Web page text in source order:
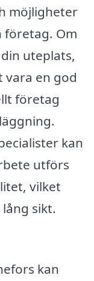
möjligheter
Om
uteplats,
en god
företag
kan
utförs
vilket
sikt.
kan